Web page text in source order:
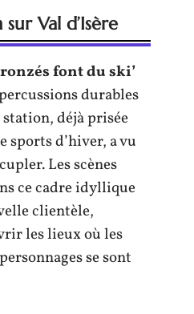
Val d’Isère
font du ski’
durables
station, déjà prisée
sports d’hiver, a vu
Les scènes
ce cadre idyllique
clientèle,
les lieux où les
se sont